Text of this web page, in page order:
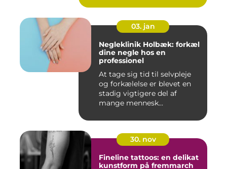
03. jan
Negleklinik Holbæk: forkæl
dine negle hos en
professionel
At tage sig tid til selvpleje
og forkælelse er blevet en
stadig vigtigere del af
mange mennesk...
30. nov
Fineline tattoos: en delikat
kunstform på fremmarch